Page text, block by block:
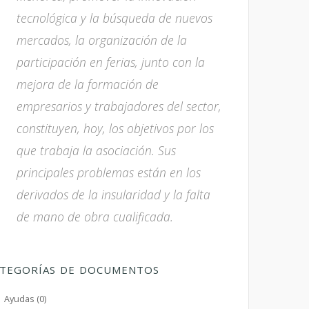
tecnológica y la búsqueda de nuevos
mercados, la organización de la
participación en ferias, junto con la
mejora de la formación de
empresarios y trabajadores del sector,
constituyen, hoy, los objetivos por los
que trabaja la asociación. Sus
principales problemas están en los
derivados de la insularidad y la falta
de mano de obra cualificada.
DE DOCUMENTOS
Ayudas (0)